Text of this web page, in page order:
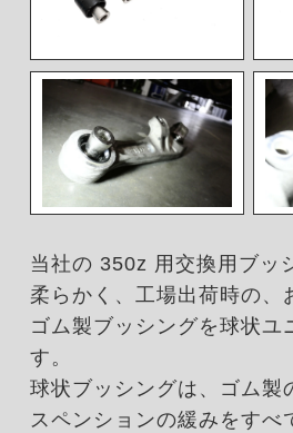
当社の 350z 用交換用ブッ
柔らかく、工場出荷時の、
ゴム製ブッシングを球状ユ
す。
球状ブッシングは、ゴム製
スペンションの緩みをすべ